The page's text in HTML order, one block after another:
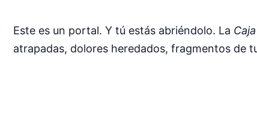
Este es un portal. Y tú estás abriéndolo. La
atrapadas, dolores heredados, fragmentos de